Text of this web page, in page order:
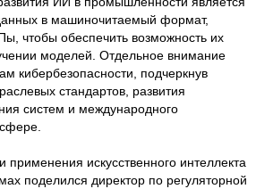
в машиночитаемый формат,
чтобы обеспечить возможность их
моделей. Отдельное внимание
кибербезопасности, подчеркнув
стандартов, развития
систем и международного
применения искусственного интеллекта
поделился директор по регуляторной